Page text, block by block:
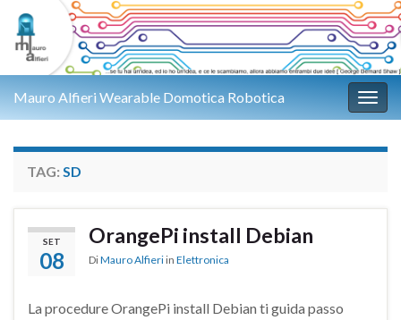
Mauro Alfieri Wearable Domotica Robotica
TAG: SD
SET
08
OrangePi install Debian
DiMauro Alfieri in Elettronica
La procedure OrangePi install Debian ti guida passo